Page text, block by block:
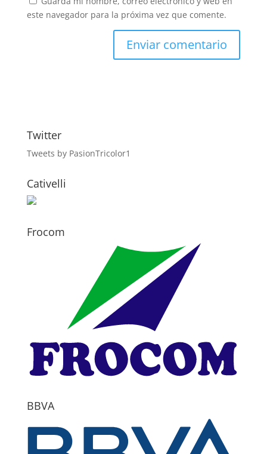
este navegador para la próxima vez que comente.
Twitter
Tweets by PasionTricolor1
Cativelli
Frocom
BBVA